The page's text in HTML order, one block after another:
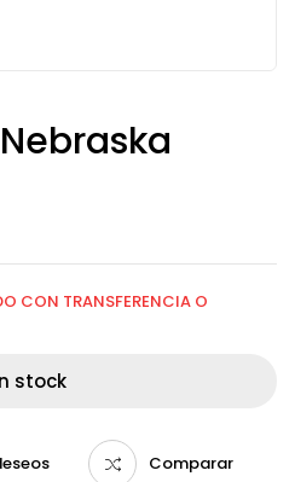
CON TRANSFERENCIA O
stock
Comparar